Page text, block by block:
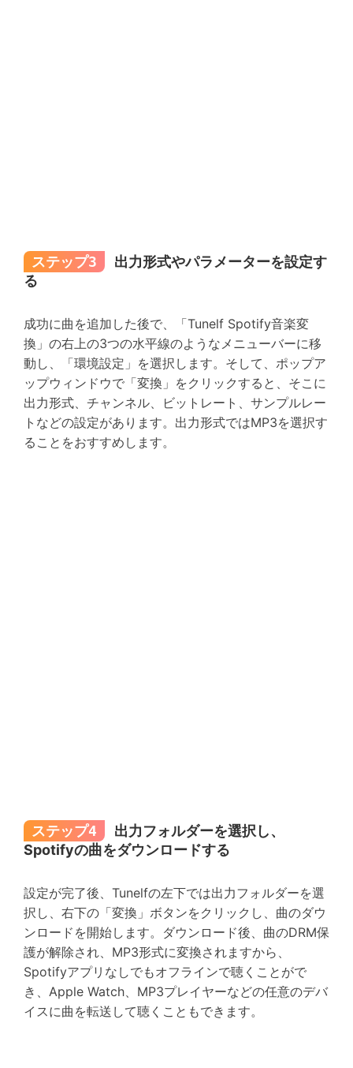
ステップ3
出力形式やパラメーターを設定す
る
成功に曲を追加した後で、「Tunelf Spotify音楽変
換」の右上の3つの水平線のようなメニューバーに移
動し、「環境設定」を選択します。そして、ポップア
ップウィンドウで「変換」をクリックすると、そこに
出力形式、チャンネル、ビットレート、サンプルレー
トなどの設定があります。出力形式ではMP3を選択す
ることをおすすめします。
ステップ4
出力フォルダーを選択し、
Spotifyの曲をダウンロードする
設定が完了後、Tunelfの左下では出力フォルダーを選
択し、右下の「変換」ボタンをクリックし、曲のダウ
ンロードを開始します。ダウンロード後、曲のDRM保
護が解除され、MP3形式に変換されますから、
Spotifyアプリなしでもオフラインで聴くことがで
き、Apple Watch、MP3プレイヤーなどの任意のデバ
イスに曲を転送して聴くこともできます。